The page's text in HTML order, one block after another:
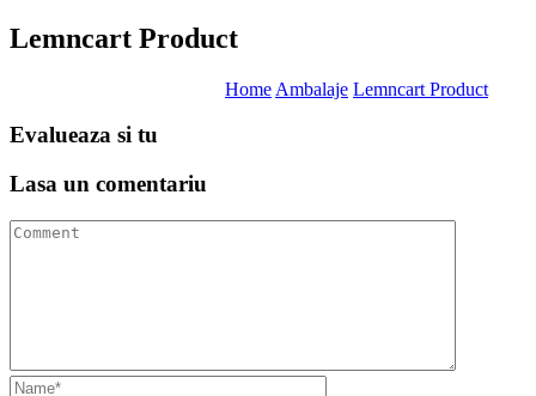
Lemncart Product
Home Ambalaje Lemncart Product
Evalueaza si tu
Lasa un comentariu